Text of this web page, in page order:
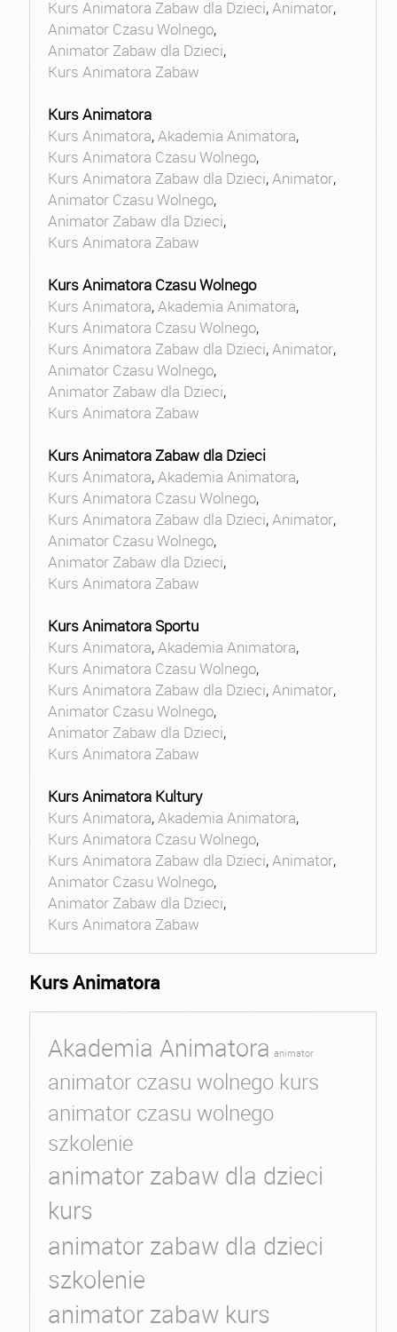
Kurs Animatora Zabaw dla Dzieci,Animator,
Animator Czasu Wolnego,
Animator Zabaw dla Dzieci,
Kurs Animatora Zabaw
Kurs Animatora
Kurs Animatora,Akademia Animatora,
Kurs Animatora Czasu Wolnego,
Kurs Animatora Zabaw dla Dzieci,Animator,
Animator Czasu Wolnego,
Animator Zabaw dla Dzieci,
Kurs Animatora Zabaw
Kurs Animatora Czasu Wolnego
Kurs Animatora,Akademia Animatora,
Kurs Animatora Czasu Wolnego,
Kurs Animatora Zabaw dla Dzieci,Animator,
Animator Czasu Wolnego,
Animator Zabaw dla Dzieci,
Kurs Animatora Zabaw
Kurs Animatora Zabaw dla Dzieci
Kurs Animatora,Akademia Animatora,
Kurs Animatora Czasu Wolnego,
Kurs Animatora Zabaw dla Dzieci,Animator,
Animator Czasu Wolnego,
Animator Zabaw dla Dzieci,
Kurs Animatora Zabaw
Kurs Animatora Sportu
Kurs Animatora,Akademia Animatora,
Kurs Animatora Czasu Wolnego,
Kurs Animatora Zabaw dla Dzieci,Animator,
Animator Czasu Wolnego,
Animator Zabaw dla Dzieci,
Kurs Animatora Zabaw
Kurs Animatora Kultury
Kurs Animatora,Akademia Animatora,
Kurs Animatora Czasu Wolnego,
Kurs Animatora Zabaw dla Dzieci,Animator,
Animator Czasu Wolnego,
Animator Zabaw dla Dzieci,
Kurs Animatora Zabaw
Kurs Animatora
Akademia Animatora animator
animator czasu wolnego kurs
animator czasu wolnego
szkolenie
animator zabaw dla dzieci
kurs
animator zabaw dla dzieci
szkolenie
animator zabaw kurs